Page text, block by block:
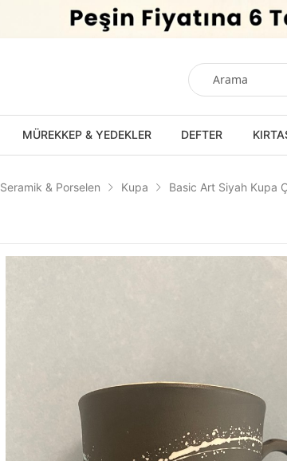
MÜREKKEP & YEDEKLER DEFTER
Seramik & Porselen Kupa Basic Art Siyah Kupa